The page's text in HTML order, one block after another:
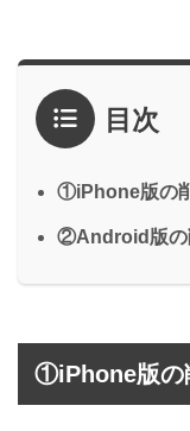
目次
①iPhone版の
②Android版の
①iPhone版の